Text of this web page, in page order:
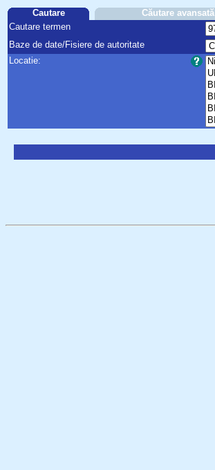
Cautare
Căutare avansată
Cautare termen
Baze de date/Fisiere de autoritate
Locatie: